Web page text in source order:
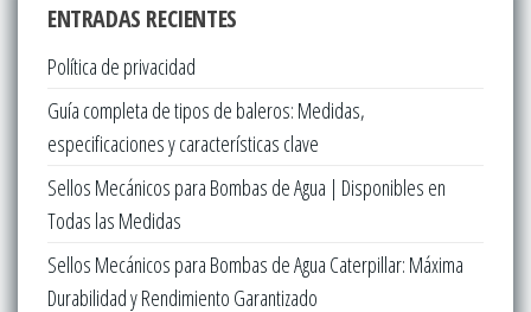
ENTRADAS RECIENTES
Política de privacidad
Guía completa de tipos de baleros: Medidas,
especificaciones y características clave
Sellos Mecánicos para Bombas de Agua | Disponibles en
Todas las Medidas
Sellos Mecánicos para Bombas de Agua Caterpillar: Máxima
Durabilidad y Rendimiento Garantizado